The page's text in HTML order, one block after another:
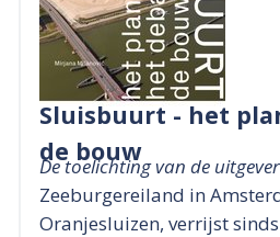
Sluisbuurt - het
de bouw
De toelichting van de uitgever
Zeeburgereiland in
Oranjesluizen, verrijst